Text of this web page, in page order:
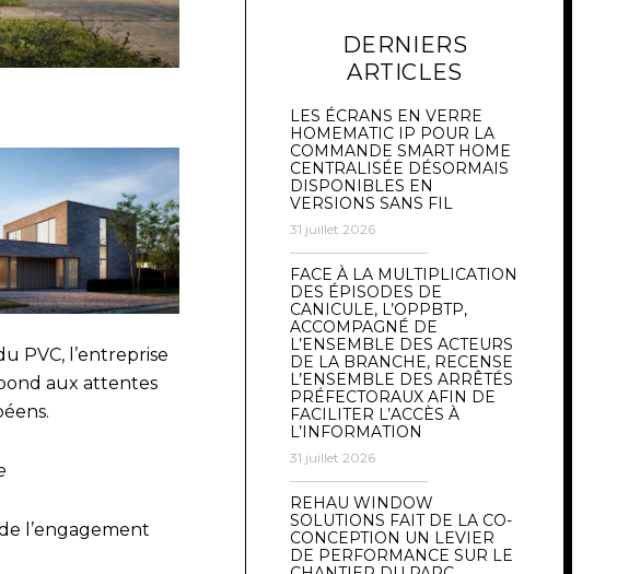
PVC, l’entreprise
aux attentes
l’engagement
DERNIERS
ARTICLES
LES ÉCRANS EN VERRE
HOMEMATIC IP POUR LA
COMMANDE SMART HOME
CENTRALISÉE DÉSORMAIS
DISPONIBLES EN
VERSIONS SANS FIL
31 juillet 2026
FACE À LA MULTIPLICATION
DES ÉPISODES DE
CANICULE, L’OPPBTP,
ACCOMPAGNÉ DE
L’ENSEMBLE DES ACTEURS
DE LA BRANCHE, RECENSE
L’ENSEMBLE DES ARRÊTÉS
PRÉFECTORAUX AFIN DE
FACILITER L’ACCÈS À
L’INFORMATION
31 juillet 2026
REHAU WINDOW
SOLUTIONS FAIT DE LA CO-
CONCEPTION UN LEVIER
DE PERFORMANCE SUR LE